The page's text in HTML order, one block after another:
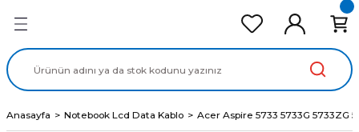
Ekran Panel
Data Kablo
Anasayfa Notebook Lcd Data Kablo Acer Aspire 5733 5733G 5733ZG